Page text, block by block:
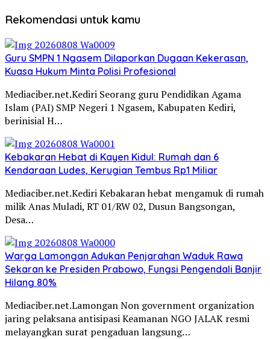
Rekomendasi untuk kamu
Guru SMPN 1 Ngasem Dilaporkan Dugaan Kekerasan,
Kuasa Hukum Minta Polisi Profesional
Mediaciber.net.Kediri Seorang guru Pendidikan Agama
Islam (PAI) SMP Negeri 1 Ngasem, Kabupaten Kediri,
berinisial H…
Kebakaran Hebat di Kayen Kidul: Rumah dan 6
Kendaraan Ludes, Kerugian Tembus Rp1 Miliar
Mediaciber.net.Kediri Kebakaran hebat mengamuk di rumah
milik Anas Muladi, RT 01/RW 02, Dusun Bangsongan,
Desa…
Warga Lamongan Adukan Penjarahan Waduk Rawa
Sekaran ke Presiden Prabowo, Fungsi Pengendali Banjir
Hilang 80%
Mediaciber.net.Lamongan Non government organization
jaring pelaksana antisipasi Keamanan NGO JALAK resmi
melayangkan surat pengaduan langsung…